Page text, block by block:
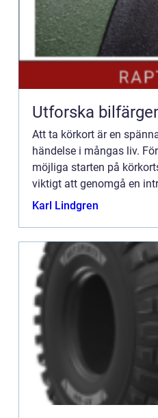
Utforska
Att ta körkort är en
händelse i mångas liv.
möjliga starten på
viktigt att genomgå en
Karl Lindgren